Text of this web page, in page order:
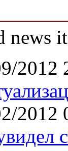
news
2012
2012